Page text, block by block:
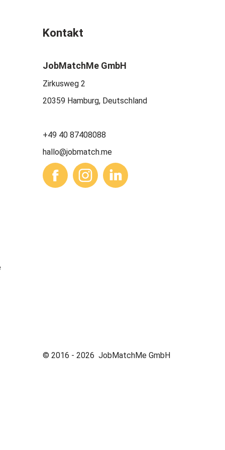
Kontakt
JobMatchMe GmbH
Zirkusweg 2
20359 Hamburg, Deutschland
+49 40 87408088
hallo@jobmatch.me
© 2016 - 2026 JobMatchMe GmbH